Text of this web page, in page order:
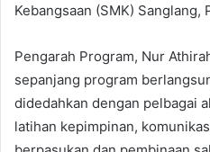
Kebangsaan (SMK) Sanglang,
Pengarah Program, Nur
sepanjang program
didedahkan dengan pelbagai
latihan kepimpinan,